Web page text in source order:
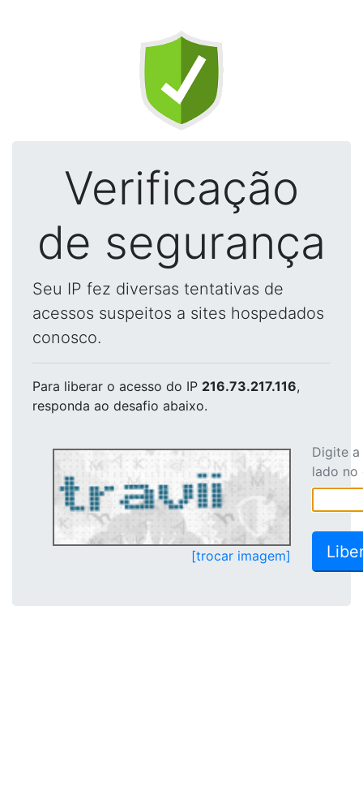
Verificação
de segurança
Seu IP fez diversas tentativas de
acessos suspeitos a sites hospedados
conosco.
Para liberar o acesso do IP 216.73.217.116,
responda ao desafio abaixo.
[trocar imagem]
Digite
lado no